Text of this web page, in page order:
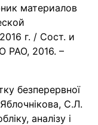
материалов
г. / Сост. и
РАО, 2016. –
безперервної
Яблочнікова, С.Л.
аналізу і